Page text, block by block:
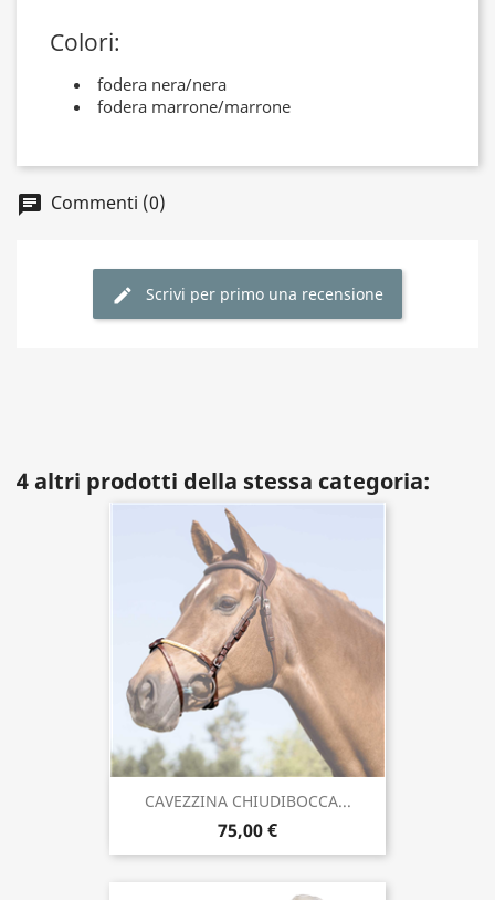
Colori:
fodera nera/nera
fodera marrone/marrone
Commenti (0)
Scrivi per primo una recensione
4 altri prodotti della stessa categoria:
CAVEZZINA CHIUDIBOCCA...
75,00 €